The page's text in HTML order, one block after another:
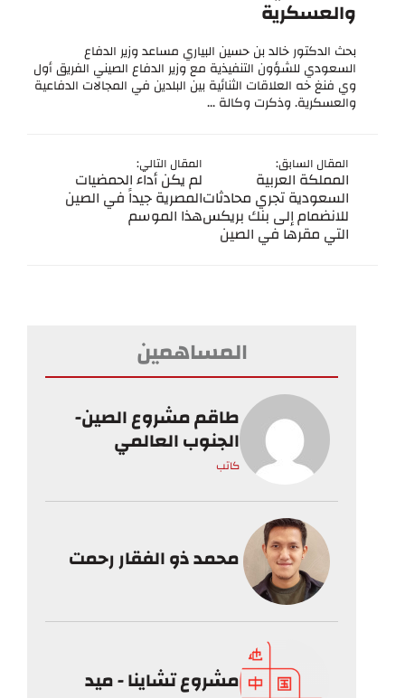
والعسكرية
بحث الدكتور خالد بن حسين البياري مساعد وزير الدفاع
السعودي للشؤون التنفيذية مع وزير الدفاع الصيني الفريق أول
وي فنغ خه العلاقات الثنائية بين البلدين في المجالات الدفاعية
والعسكرية. وذكرت وكالة ...
المقال السابق:
المملكة العربية
السعودية تجري محادثات
للانضمام إلى بنك بريكس
التي مقرها في الصين
المقال التالي:
لم يكن أداء الحمضيات
المصرية جيداً في الصين
هذا الموسم
المساهمين
طاقم مشروع الصين-
الجنوب العالمي
كاتب
محمد ذو الفقار رحمت
مشروع تشاينا - ميد